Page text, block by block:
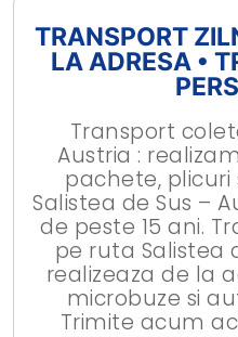
TRANSPORT
LA ADRESA •
Transport
Austria :
pachete,
Salistea de Sus –
de peste 15 ani.
pe ruta Salistea
realizeaza de la
microbuze si
Trimite acum